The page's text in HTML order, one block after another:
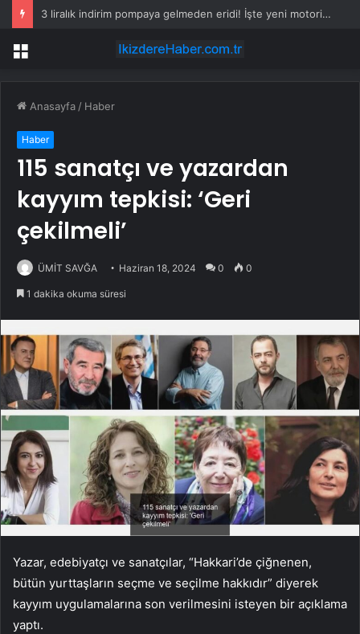
3 liralık indirim pompaya gelmeden eridi! İşte yeni motorin fiyatı
Menü
Anasayfa / Haber
Haber
115 sanatçı ve yazardan
kayyım tepkisi: ‘Geri
çekilmeli’
ÜMİT SAVĞA Haziran 18, 2024 0 0
1 dakika okuma süresi
Yazar, edebiyatçı ve sanatçılar, “Hakkari’de çiğnenen,
bütün yurttaşların seçme ve seçilme hakkıdır” diyerek
kayyım uygulamalarına son verilmesini isteyen bir açıklama
yaptı.